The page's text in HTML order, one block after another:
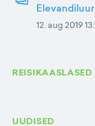
12. aug 2019
REISIKAASLASED
UUDISED